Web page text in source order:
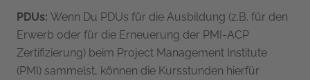
PDUs: Wenn Du PDUs für die Ausbildung (z.B. für den
Erwerb oder für die Erneuerung der PMI-ACP
Zertifizierung) beim Project Management Institute
(PMI) sammelst, können die Kursstunden hierfür